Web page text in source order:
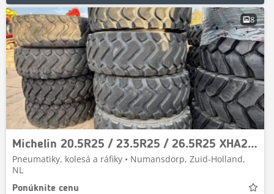
8
Michelin 20.5R25 / 23.5R25 / 26.5R25 XHA2 L3
Pneumatiky, kolesá a ráfiky • Numansdorp, Zuid-Holland,
NL
Ponúknite cenu